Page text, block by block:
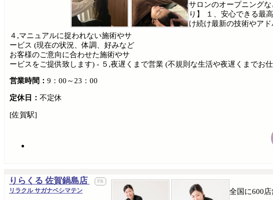
サロンのオープニング
り】 １、安心できる最
け続け最新の技術やア
４,マニュアルに捉われない施術やサ
ービス (現在の状況、体調、好みなど
お客様のご意向に合わせた施術やサ
ービスをご提供致します) - ５,夜遅くまで営業 (不規則な生活や夜遅くまでお
営業時間： 9：00～23：00
定休日： 不定休
[佐賀駅]
りらくる 佐賀鍋島店
リラクル サガナベシマテン 全国に600